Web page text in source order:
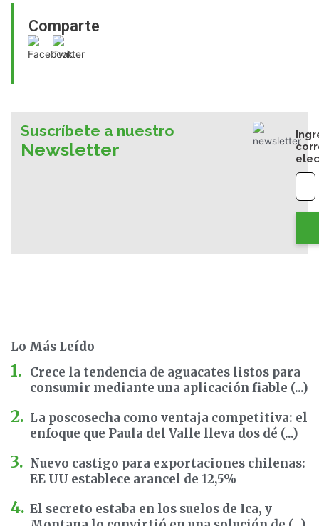
Comparte
Suscríbete a nuestro
Newsletter
Lo Más Leído
Crece la tendencia de aguacates listos para
consumir mediante una aplicación fiable (...)
La poscosecha como ventaja competitiva: el
enfoque que Paula del Valle lleva dos dé (...)
Nuevo castigo para exportaciones chilenas:
EE UU establece arancel de 12,5%
El secreto estaba en los suelos de Ica, y